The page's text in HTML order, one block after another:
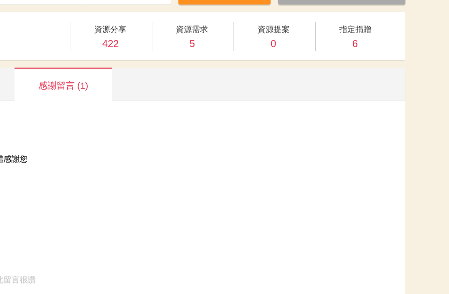
資源分享
422
資源需求
5
資源提案
0
指定捐贈
6
感謝留言 (1)
感謝您
留言很讚